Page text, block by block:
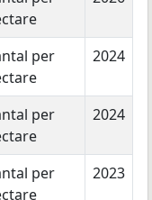
per
2024
per
2024
per
2023